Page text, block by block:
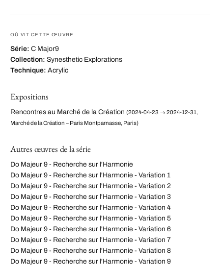
OÙ VIT CETTE ŒUVRE
Série: C Major9
Collection: Synesthetic Explorations
Technique: Acrylic
Expositions
Rencontres au Marché de la Création (2024-04-23 → 2024-12-31,
Marché de la Création – Paris Montparnasse, Paris)
Autres œuvres de la série
Do Majeur 9 - Recherche sur l'Harmonie
Do Majeur 9 - Recherche sur l'Harmonie - Variation 1
Do Majeur 9 - Recherche sur l'Harmonie - Variation 2
Do Majeur 9 - Recherche sur l'Harmonie - Variation 3
Do Majeur 9 - Recherche sur l'Harmonie - Variation 4
Do Majeur 9 - Recherche sur l'Harmonie - Variation 5
Do Majeur 9 - Recherche sur l'Harmonie - Variation 6
Do Majeur 9 - Recherche sur l'Harmonie - Variation 7
Do Majeur 9 - Recherche sur l'Harmonie - Variation 8
Do Majeur 9 - Recherche sur l'Harmonie - Variation 9